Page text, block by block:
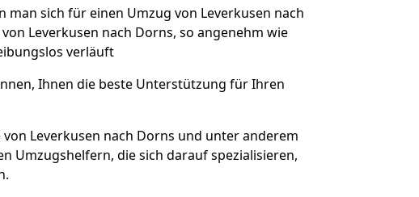
man sich für einen Umzug von Leverkusen nach
Leverkusen nach Dorns, so angenehm wie
verläuft
Ihnen die beste Unterstützung für Ihren
Leverkusen nach Dorns und unter anderem
Umzugshelfern, die sich darauf spezialisieren,